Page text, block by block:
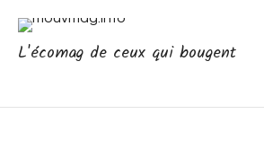
L'écomag de ceux qui bougent